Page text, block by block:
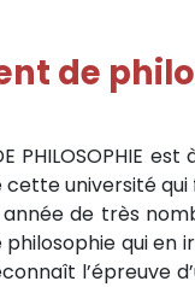
de
DE
université qui
de très
qui en
l’épreuve